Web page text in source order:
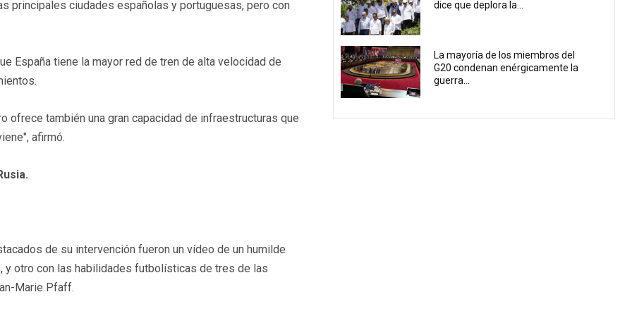
principales ciudades españolas y portuguesas, pero con
España tiene la mayor red de tren de alta velocidad de
ofrece también una gran capacidad de infraestructuras que
afirmó.
de su intervención fueron un vídeo de un humilde
y otro con las habilidades futbolísticas de tres de las
Marie Pfaff.
dice que deplora la...
La mayoría de los miembros del
G20 condenan enérgicamente la
guerra...